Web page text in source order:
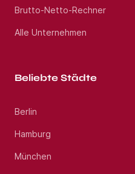
Brutto-Netto-Rechner
Alle Unternehmen
Beliebte Städte
Berlin
Hamburg
München